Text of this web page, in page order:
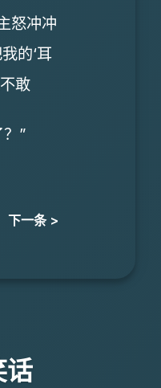
冲冲
的‘耳
敢
？”
下一条 >
话